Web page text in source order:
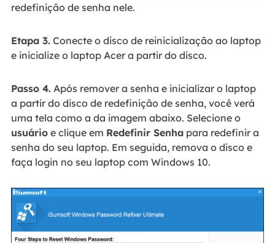
redefinição de senha nele.
Etapa 3.Conecte o disco de reinicialização ao laptop
e inicialize o laptop Acer a partir do disco.
Passo 4.Após remover a senha e inicializar o laptop
a partir do disco de redefinição de senha, você verá
uma tela como a da imagem abaixo. Selecione o
usuárioe clique em Redefinir Senhapara redefinir a
senha do seu laptop. Em seguida, remova o disco e
faça login no seu laptop com Windows 10.